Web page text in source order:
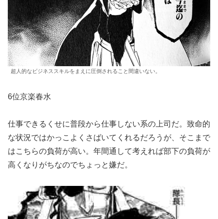
超人的なビジネススキルをまえに圧倒されること間違いない。
6位京楽春水
仕事できるくせに普段から仕事しない系の上司だ。致命的
な状況ではかっこよくさばいてくれるだろうが、そこまで
はこちらの負荷が高い。年間通して考えれば部下の負荷が
高くなりがちなのでちょっと嫌だ。